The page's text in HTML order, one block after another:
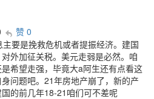
赞 0
要是挽救危机或者提振经济。建国
外加征关税。美元走弱是必然。咱
希望走强，毕竟大a阿生还有点看这
问题吧。21年房地产崩了，新的产
的前几年18-21咱们可不差呢